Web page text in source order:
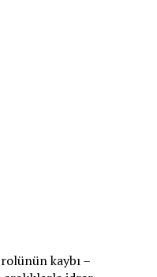
kaybı –